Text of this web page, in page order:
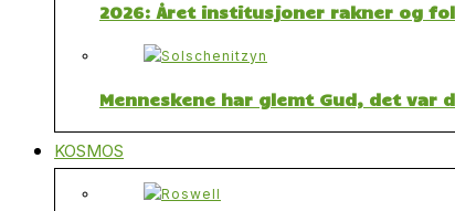
2026: Året institusjoner rakner og
Menneskene har glemt Gud, det var
KOSMOS